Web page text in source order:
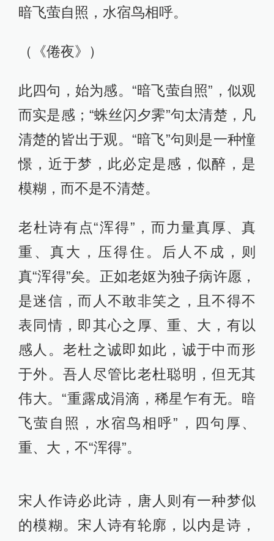
暗飞萤自照，水宿鸟相呼。
（《倦夜》）
此四句，始为感。“暗飞萤自照”，似观
而实是感；“蛛丝闪夕霁”句太清楚，凡
清楚的皆出于观。“暗飞”句则是一种憧
憬，近于梦，此必定是感，似醉，是
模糊，而不是不清楚。
老杜诗有点“浑得”，而力量真厚、真
重、真大，压得住。后人不成，则
真“浑得”矣。正如老妪为独子病许愿，
是迷信，而人不敢非笑之，且不得不
表同情，即其心之厚、重、大，有以
感人。老杜之诚即如此，诚于中而形
于外。吾人尽管比老杜聪明，但无其
伟大。“重露成涓滴，稀星乍有无。暗
飞萤自照，水宿鸟相呼”，四句厚、
重、大，不“浑得”。
宋人作诗必此诗，唐人则有一种梦似
的模糊。宋人诗有轮廓，以内是诗，